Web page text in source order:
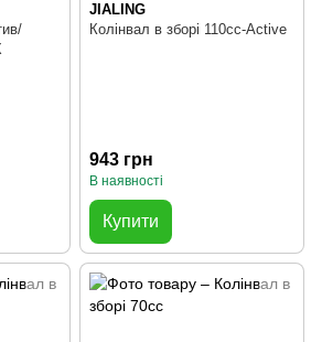
JIALING
Колінвал в зборі 110cc-Active
943 грн
В наявності
Купити